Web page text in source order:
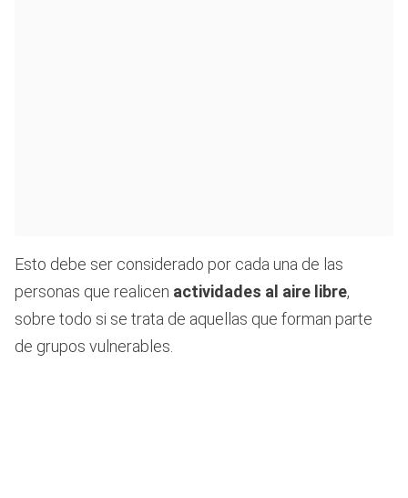
Esto debe ser considerado por cada una de las
personas que realicen actividades al aire libre,
sobre todo si se trata de aquellas que forman parte
de grupos vulnerables.